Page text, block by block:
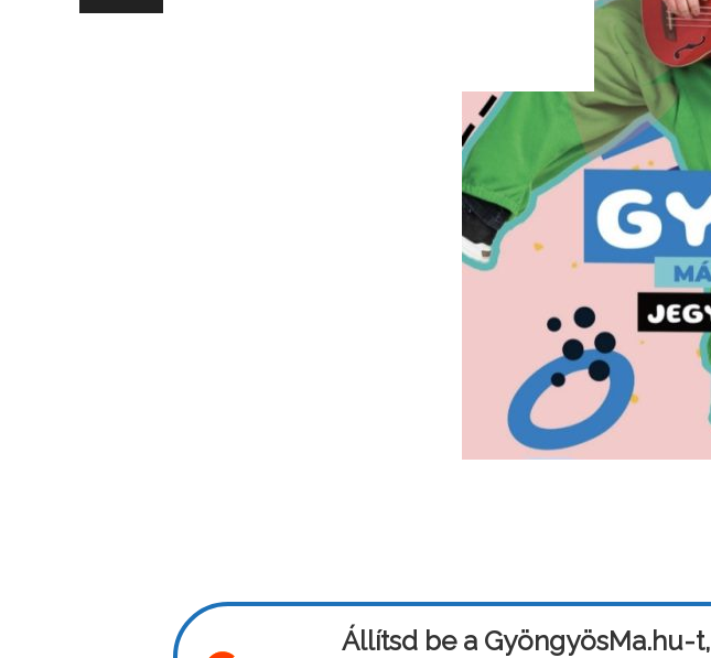
Állítsd be a GyöngyösMa.hu-t,